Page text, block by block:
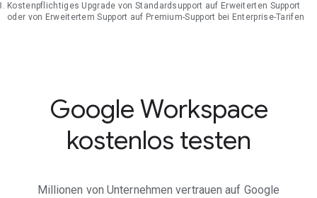
Kostenpflichtiges Upgrade von Standardsupport auf Erweiterten Support
oder von Erweitertem Support auf Premium-Support bei Enterprise-Tarifen
Google Workspace
kostenlos testen
Millionen von Unternehmen vertrauen auf Google